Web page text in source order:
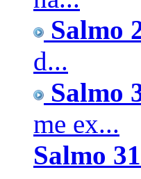
Salmo
d...
Salmo
me ex...
Salmo